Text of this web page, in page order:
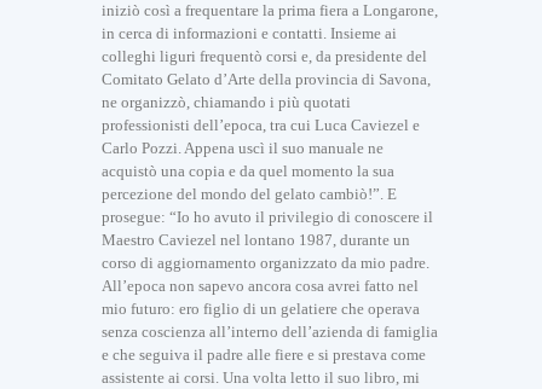
iniziò così a frequentare la prima fiera a Longarone,
in cerca di informazioni e contatti. Insieme ai
colleghi liguri frequentò corsi e, da presidente del
Comitato Gelato d’Arte della provincia di Savona,
ne organizzò, chiamando i più quotati
professionisti dell’epoca, tra cui Luca Caviezel e
Carlo Pozzi. Appena uscì il suo manuale ne
acquistò una copia e da quel momento la sua
percezione del mondo del gelato cambiò!”. E
prosegue: “Io ho avuto il privilegio di conoscere il
Maestro Caviezel nel lontano 1987, durante un
corso di aggiornamento organizzato da mio padre.
All’epoca non sapevo ancora cosa avrei fatto nel
mio futuro: ero figlio di un gelatiere che operava
senza coscienza all’interno dell’azienda di famiglia
e che seguiva il padre alle fiere e si prestava come
assistente ai corsi. Una volta letto il suo libro, mi